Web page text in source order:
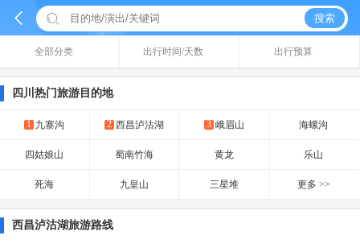
  搜索
全部分类 出行时间/天数 出行预算
四川热门旅游目的地
1 九寨沟 2 西昌泸沽湖 3 峨眉山 海螺沟
四姑娘山 蜀南竹海 黄龙 乐山
死海 九皇山 三星堆 更多 >>
西昌泸沽湖旅游路线